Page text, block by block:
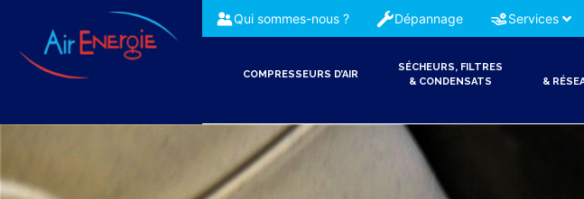
Qui sommes-nous ? Dépannage Services
COMPRESSEURS D’AIR
SÉCHEURS, FILTRES
& CONDENSATS
&